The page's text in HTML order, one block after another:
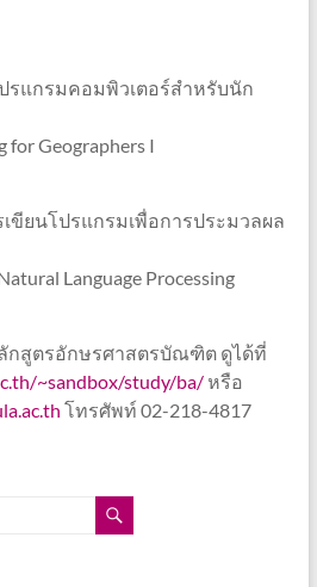
แกรมคอมพิวเตอร์สำหรับนัก
for Geographers I
ยนโปรแกรมเพื่อการประมวลผล
Language Processing
กสูตรอักษรศาสตรบัณฑิต ดูได้ที่
~sandbox/study/ba/หรือ
โทรศัพท์ 02-218-4817